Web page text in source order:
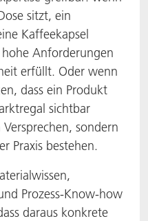
sitzt, ein
Kaffeekapsel
Anforderungen
erfüllt. Oder wenn
dass ein Produkt
sichtbar
sondern
Praxis bestehen.
Prozess-Know-how
daraus konkrete